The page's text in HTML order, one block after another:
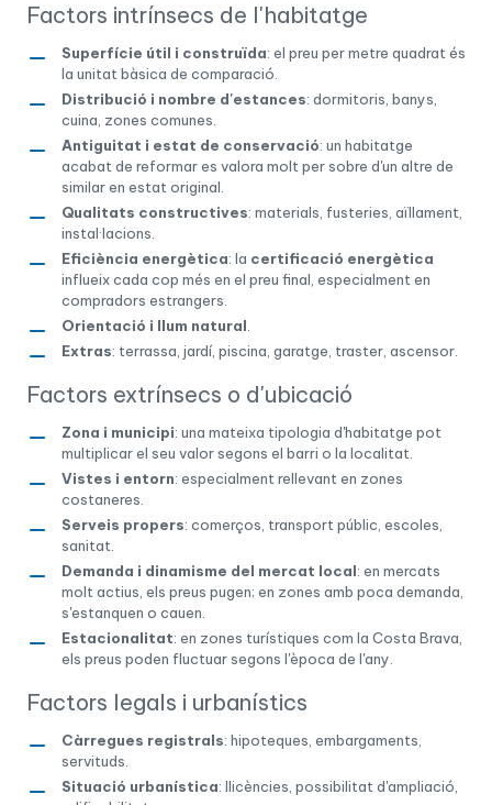
Factors intrínsecs de l'habitatge
Superfície útil i construïda: el preu per metre quadrat és
la unitat bàsica de comparació.
Distribució i nombre d'estances: dormitoris, banys,
cuina, zones comunes.
Antiguitat i estat de conservació: un habitatge
acabat de reformar es valora molt per sobre d'un altre de
similar en estat original.
Qualitats constructives: materials, fusteries, aïllament,
instal·lacions.
Eficiència energètica: la certificació energètica
influeix cada cop més en el preu final, especialment en
compradors estrangers.
Orientació i llum natural
Extras: terrassa, jardí, piscina, garatge, traster, ascensor.
Factors extrínsecs o d'ubicació
Zona i municipi: una mateixa tipologia d'habitatge pot
multiplicar el seu valor segons el barri o la localitat.
Vistes i entorn: especialment rellevant en zones
costaneres.
Serveis propers: comerços, transport públic, escoles,
sanitat.
Demanda i dinamisme del mercat local: en mercats
molt actius, els preus pugen; en zones amb poca demanda,
s'estanquen o cauen.
Estacionalitat: en zones turístiques com la Costa Brava,
els preus poden fluctuar segons l'època de l'any.
Factors legals i urbanístics
Càrregues registrals: hipoteques, embargaments,
servituds.
Situació urbanística: llicències, possibilitat d'ampliació,